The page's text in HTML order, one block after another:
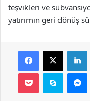
teşvikleri ve
yatırımın geri dönüş
Facebook
X
Pocket Skype